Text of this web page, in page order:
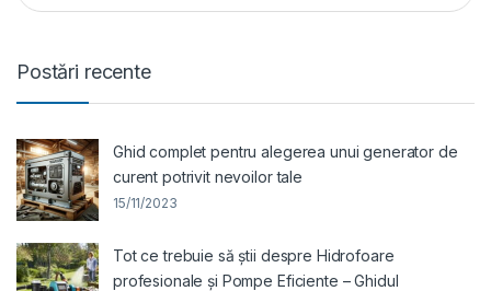
Postări recente
Ghid complet pentru alegerea unui generator de
curent potrivit nevoilor tale
15/11/2023
Tot ce trebuie să știi despre Hidrofoare
profesionale și Pompe Eficiente – Ghidul